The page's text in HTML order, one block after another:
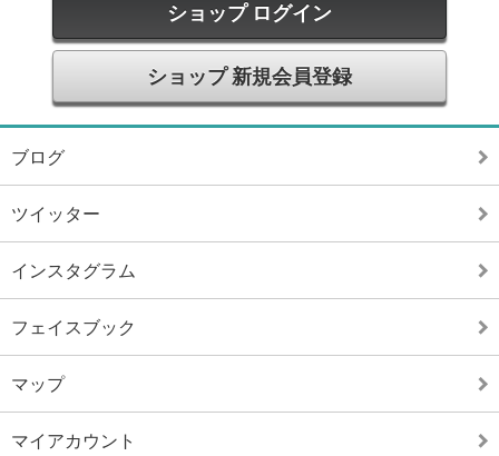
ショップ ログイン
ショップ 新規会員登録
ブログ
ツイッター
インスタグラム
フェイスブック
マップ
マイアカウント